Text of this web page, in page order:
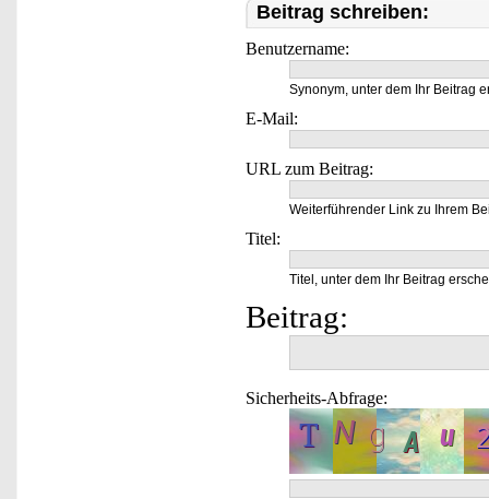
Beitrag schreiben:
Benutzername:
Synonym, unter dem Ihr Beitrag
E-Mail:
URL zum Beitrag:
Weiterführender Link zu Ihrem
Titel:
Titel, unter dem Ihr Beitrag
Beitrag:
Sicherheits-Abfrage: